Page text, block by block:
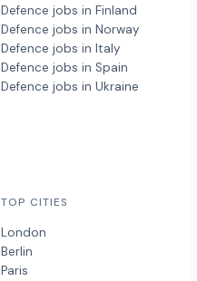
Defence jobs in Finland
Defence jobs in Norway
Defence jobs in Italy
Defence jobs in Spain
Defence jobs in Ukraine
TOP CITIES
London
Berlin
Paris